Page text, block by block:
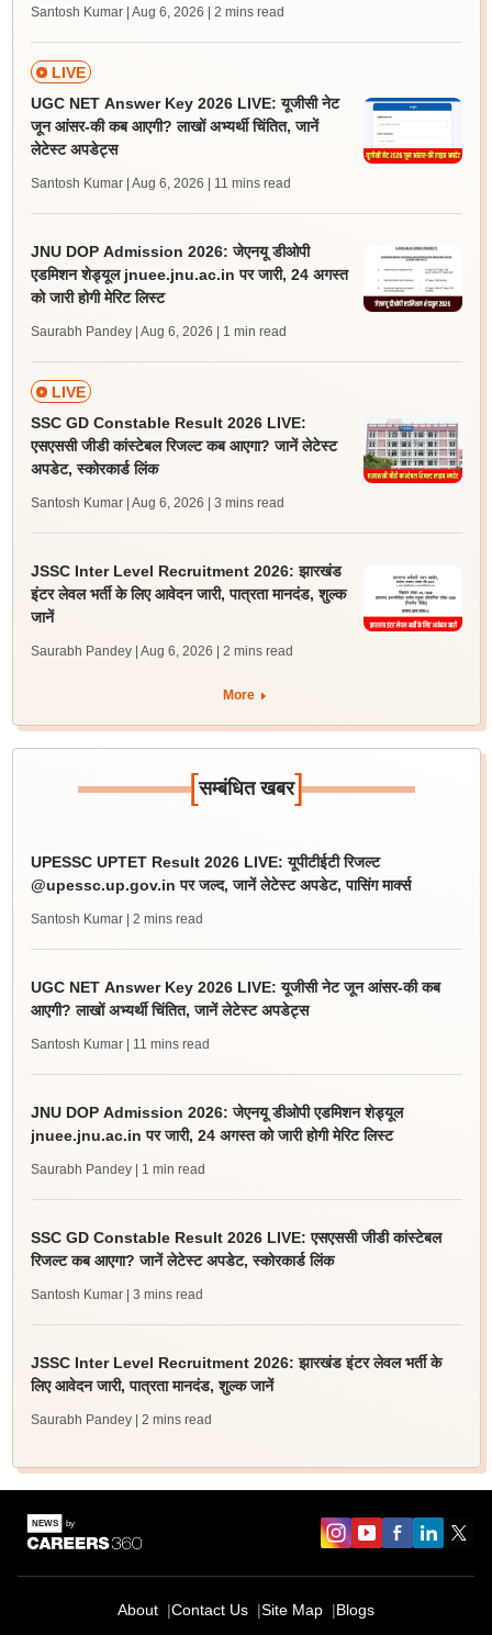
Santosh Kumar | Aug 6, 2026 | 2 mins read
LIVE
UGC NET Answer Key 2026 LIVE: यूजीसी नेट
जून आंसर-की कब आएगी? लाखों अभ्यर्थी चिंतित, जानें
लेटेस्ट अपडेट्स
Santosh Kumar | Aug 6, 2026 | 11 mins read
JNU DOP Admission 2026: जेएनयू डीओपी
एडमिशन शेड्यूल jnuee.jnu.ac.in पर जारी, 24 अगस्त
को जारी होगी मेरिट लिस्ट
Saurabh Pandey | Aug 6, 2026 | 1 min read
LIVE
SSC GD Constable Result 2026 LIVE:
एसएससी जीडी कांस्टेबल रिजल्ट कब आएगा? जानें लेटेस्ट
अपडेट, स्कोरकार्ड लिंक
Santosh Kumar | Aug 6, 2026 | 3 mins read
JSSC Inter Level Recruitment 2026: झारखंड
इंटर लेवल भर्ती के लिए आवेदन जारी, पात्रता मानदंड, शुल्क
जानें
Saurabh Pandey | Aug 6, 2026 | 2 mins read
More
[सम्बंधित खबर]
UPESSC UPTET Result 2026 LIVE: यूपीटीईटी रिजल्ट
@upessc.up.gov.in पर जल्द, जानें लेटेस्ट अपडेट, पासिंग मार्क्स
Santosh Kumar | 2 mins read
UGC NET Answer Key 2026 LIVE: यूजीसी नेट जून आंसर-की कब
आएगी? लाखों अभ्यर्थी चिंतित, जानें लेटेस्ट अपडेट्स
Santosh Kumar | 11 mins read
JNU DOP Admission 2026: जेएनयू डीओपी एडमिशन शेड्यूल
jnuee.jnu.ac.in पर जारी, 24 अगस्त को जारी होगी मेरिट लिस्ट
Saurabh Pandey | 1 min read
SSC GD Constable Result 2026 LIVE: एसएससी जीडी कांस्टेबल
रिजल्ट कब आएगा? जानें लेटेस्ट अपडेट, स्कोरकार्ड लिंक
Santosh Kumar | 3 mins read
JSSC Inter Level Recruitment 2026: झारखंड इंटर लेवल भर्ती के
लिए आवेदन जारी, पात्रता मानदंड, शुल्क जानें
Saurabh Pandey | 2 mins read
About Contact Us Site Map Blogs